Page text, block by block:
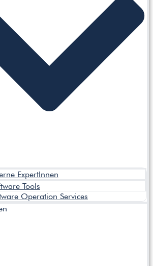
ExpertInnen
Tools
Operation Services